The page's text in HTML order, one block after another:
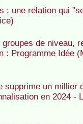
: une relation qui
groupes de niveau,
: Programme Idée
supprime un millier
en 2024 -